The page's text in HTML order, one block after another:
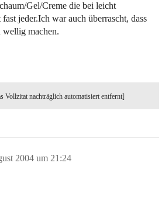
Gel/Creme die bei leicht
jeder.Ich war auch überrascht, dass
wellig machen.
Vollzitat nachträglich automatisiert entfernt]
2004 um 21:24